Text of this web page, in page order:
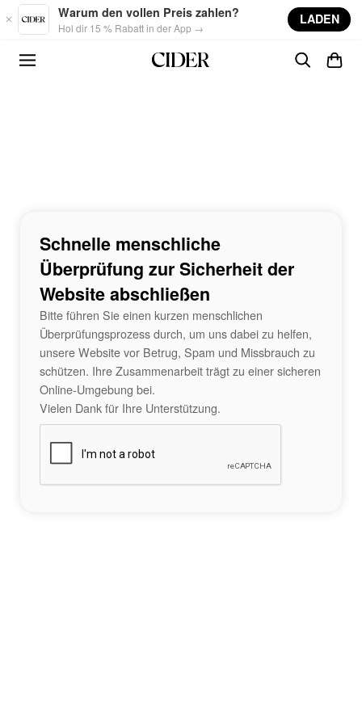
Skip to main content
Warum den vollen Preis zahlen?
Hol dir 15 % Rabatt in der App →
LADEN
Schnelle menschliche
Überprüfung zur Sicherheit der
Website abschließen
Bitte führen Sie einen kurzen menschlichen
Überprüfungsprozess durch, um uns dabei zu helfen,
unsere Website vor Betrug, Spam und Missbrauch zu
schützen. Ihre Zusammenarbeit trägt zu einer sicheren
Online-Umgebung bei.
Vielen Dank für Ihre Unterstützung.